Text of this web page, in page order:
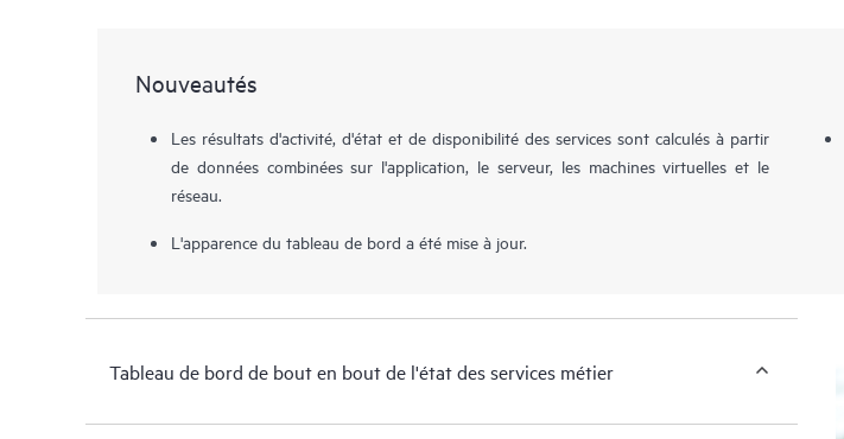
Nouveautés
Les résultats d'activité, d'état et de disponibilité des services sont calculés à partir
de données combinées sur l'application, le serveur, les machines virtuelles et le
réseau.
L'apparence du tableau de bord a été mise à jour.
Tableau de bord de bout en bout de l'état des services métier